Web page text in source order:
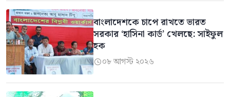
বাংলাদেশকে চাপে রাখতে ভারত
সরকার ‘হাসিনা কার্ড’ খেলছে: সাইফুল
হক
০৮ আগস্ট ২০২৬